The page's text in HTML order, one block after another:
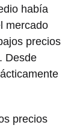
había
mercado
precios
Desde
precios